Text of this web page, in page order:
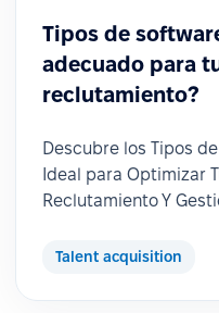
Tipos de
adecuado para
reclutamiento?
Descubre los Tipos
Ideal para Optimizar
Reclutamiento Y
Talent acquisition